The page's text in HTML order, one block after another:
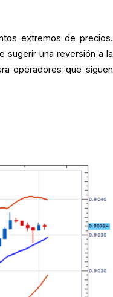
extremos de precios.
sugerir una reversión a la
operadores que siguen